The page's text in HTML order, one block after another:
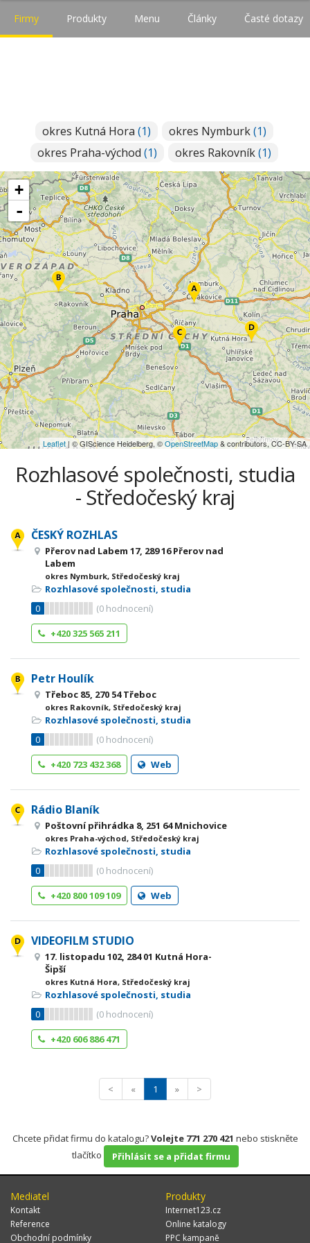
Firmy Produkty Menu Články Časté dotazy
okres Kutná Hora (1) okres Nymburk(1)
okres Praha-východ (1) okres Rakovník(1)
+
-
Leaflet| © GIScience Heidelberg, ©OpenStreetMap& contributors, CC-BY-SA
Rozhlasové společnosti, studia
- Středočeský kraj
ČESKÝ ROZHLAS
Přerov nad Labem 17, 289 16 Přerov nad
Labem
okres Nymburk, Středočeský kraj
Rozhlasové společnosti, studia
0
(0 hodnocení)
+420 325 565 211
Petr Houlík
Třeboc 85, 270 54 Třeboc
okres Rakovník, Středočeský kraj
Rozhlasové společnosti, studia
0
(0 hodnocení)
+420 723 432 368
Web
Rádio Blaník
Poštovní přihrádka 8, 251 64 Mnichovice
okres Praha-východ, Středočeský kraj
Rozhlasové společnosti, studia
0
(0 hodnocení)
+420 800 109 109
Web
VIDEOFILM STUDIO
17. listopadu 102, 284 01 Kutná Hora-
Šipší
okres Kutná Hora, Středočeský kraj
Rozhlasové společnosti, studia
0
(0 hodnocení)
+420 606 886 471
< « 1 » >
Chcete přidat firmu do katalogu?Volejte 771 270 421 nebo stiskněte
tlačítko
Přihlásit se a přidat firmu
Mediatel
Kontakt
Reference
Obchodní podmínky
Produkty
Internet123.cz
Online katalogy
PPC kampaně